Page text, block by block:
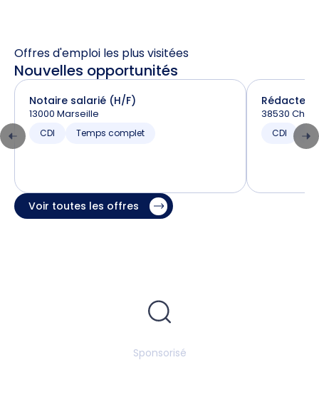
Offres d'emploi les plus visitées
Nouvelles opportunités
Notaire salarié (H/F)
13000 Marseille
CDI Temps complet
Rédacteur
38530
CDI
Voir toutes les offres
Sponsorisé